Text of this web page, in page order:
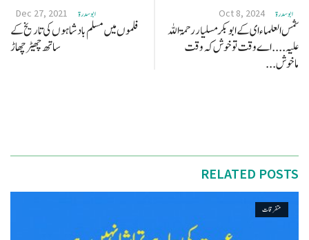
ابو سدرة Oct 8, 2024
شمس العلماء ای کے ابو بکر مسلیار رحمۃ اللہ
علیہ .... اے وقت تو خوش کہ وقت
ماخوش...
ابو سدرة Dec 27, 2021
فلموں میں مسلم بادشاہوں کی تاریخ کے
ساتھ چھیڑ چھاڑ
RELATED POSTS
متفرقات